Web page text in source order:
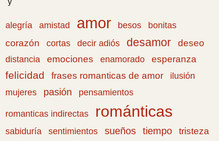
alegría amistad amor besos
bonitas
corazón
cortas decir adiós desamor deseo
distancia emociones enamorado esperanza
felicidad frases romanticas de amor
ilusión
mujeres
pasión pensamientos
romanticas indirectas románticas
sabiduría sentimientos sueños tiempo
tristeza